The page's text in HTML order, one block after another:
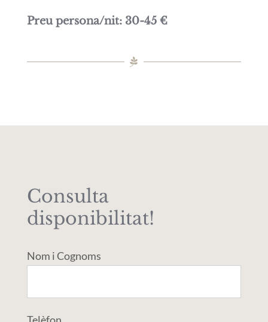
Preu persona/nit: 30-45 €
Consulta
disponibilitat!
Nom i Cognoms
Telèfon